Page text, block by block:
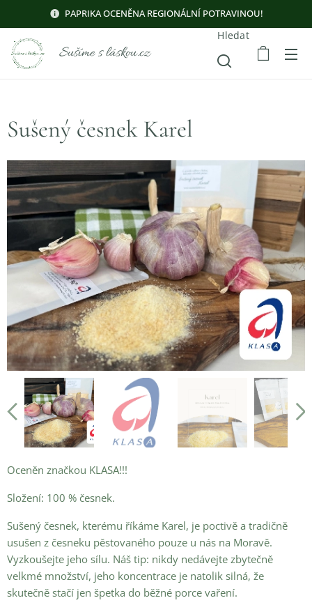
PAPRIKA OCENĚNA REGIONÁLNÍ POTRAVINOU!
Sušíme s láskou.cz
Hledat
Sušený česnek Karel
sušený česnek
český česnek
Oceněn značkou KLASA!!!
Složení: 100 % česnek.
Sušený česnek, kterému říkáme Karel, je poctivě a tradičně
usušen z česneku pěstovaného pouze u nás na Moravě.
Vyzkoušejte jeho sílu. Náš tip: nikdy nedávejte zbytečně
velkmé množství, jeho koncentrace je natolik silná, že
skutečně stačí jen špetka do běžné porce vaření.